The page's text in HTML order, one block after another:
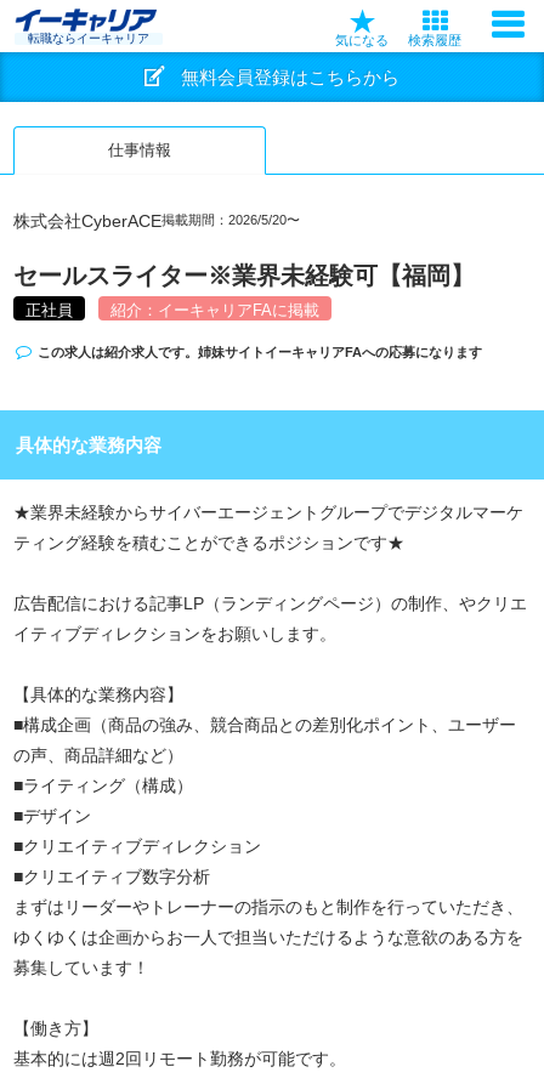
転職ならイーキャリア 気になる 検索履歴
無料会員登録はこちらから
仕事情報
株式会社CyberACE掲載期間：2026/5/20〜
セールスライター※業界未経験可【福岡】
正社員 紹介：イーキャリアFAに掲載
この求人は紹介求人です。姉妹サイト イーキャリアFAへの応募になります
具体的な業務内容
★業界未経験からサイバーエージェントグループでデジタルマーケ
ティング経験を積むことができるポジションです★
広告配信における記事LP（ランディングページ）の制作、やクリエ
イティブディレクションをお願いします。
【具体的な業務内容】
■構成企画（商品の強み、競合商品との差別化ポイント、ユーザー
の声、商品詳細など）
■ライティング（構成）
■デザイン
■クリエイティブディレクション
■クリエイティブ数字分析
まずはリーダーやトレーナーの指示のもと制作を行っていただき、
ゆくゆくは企画からお一人で担当いただけるような意欲のある方を
募集しています！
【働き方】
基本的には週2回リモート勤務が可能です。